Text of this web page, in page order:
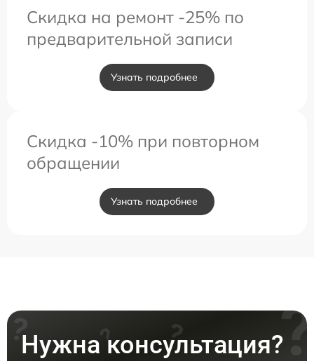
Скидка на ремонт -25% по
предварительной записи
Узнать подробнее
Скидка -10% при повторном
обращении
Узнать подробнее
Нужна консультация?